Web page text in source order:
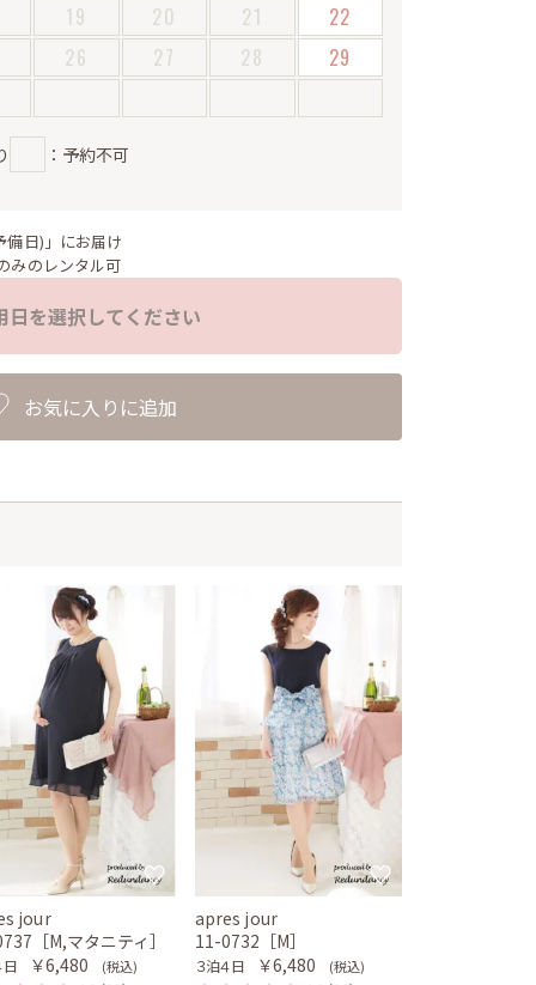
19 20 21
22
26 27 28
29
：予約不可
日)」にお届け
みのレンタル可
日を選択してください
お気に入りに追加
jour
［M,マタニティ］
日 ￥6,480 (税込)
apres jour
11-0732［M］
３泊４日 ￥6,480 (税込)